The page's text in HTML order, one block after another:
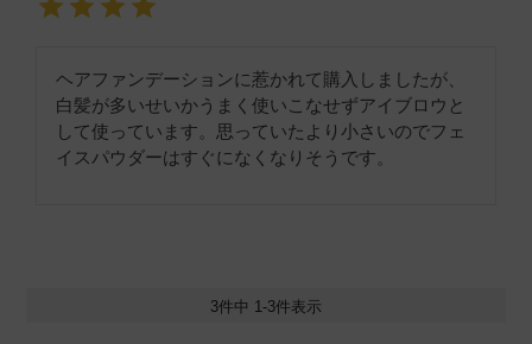
ヘアファンデーションに惹かれて購入しましたが、
白髪が多いせいかうまく使いこなせずアイブロウと
して使っています。思っていたより小さいのでフェ
イスパウダーはすぐになくなりそうです。
3件中 1-3件表示